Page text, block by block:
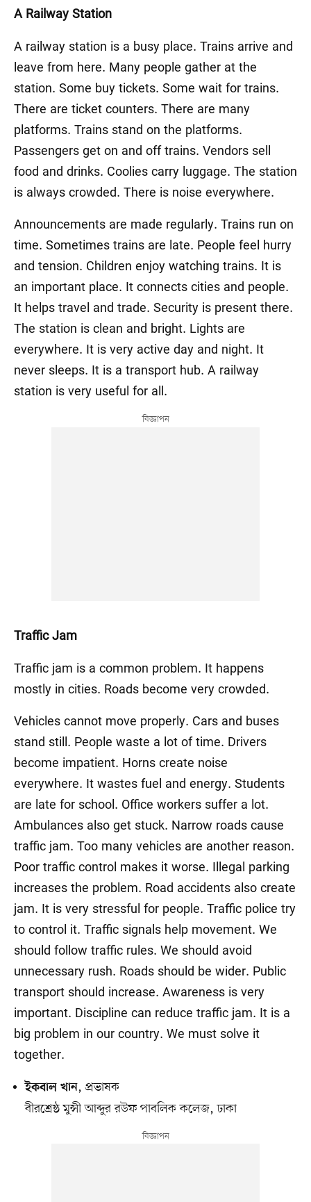
A Railway Station
A railway station is a busy place. Trains arrive and
leave from here. Many people gather at the
station. Some buy tickets. Some wait for trains.
There are ticket counters. There are many
platforms. Trains stand on the platforms.
Passengers get on and off trains. Vendors sell
food and drinks. Coolies carry luggage. The station
is always crowded. There is noise everywhere.
Announcements are made regularly. Trains run on
time. Sometimes trains are late. People feel hurry
and tension. Children enjoy watching trains. It is
an important place. It connects cities and people.
It helps travel and trade. Security is present there.
The station is clean and bright. Lights are
everywhere. It is very active day and night. It
never sleeps. It is a transport hub. A railway
station is very useful for all.
Traffic Jam
Traffic jam is a common problem. It happens
mostly in cities. Roads become very crowded.
Vehicles cannot move properly. Cars and buses
stand still. People waste a lot of time. Drivers
become impatient. Horns create noise
everywhere. It wastes fuel and energy. Students
are late for school. Office workers suffer a lot.
Ambulances also get stuck. Narrow roads cause
traffic jam. Too many vehicles are another reason.
Poor traffic control makes it worse. Illegal parking
increases the problem. Road accidents also create
jam. It is very stressful for people. Traffic police try
to control it. Traffic signals help movement. We
should follow traffic rules. We should avoid
unnecessary rush. Roads should be wider. Public
transport should increase. Awareness is very
important. Discipline can reduce traffic jam. It is a
big problem in our country. We must solve it
together.
ইকবাল খান, প্রভাষক
বীরশ্রেষ্ঠ মুন্সী আব্দুর রউফ পাবলিক কলেজ, ঢাকা